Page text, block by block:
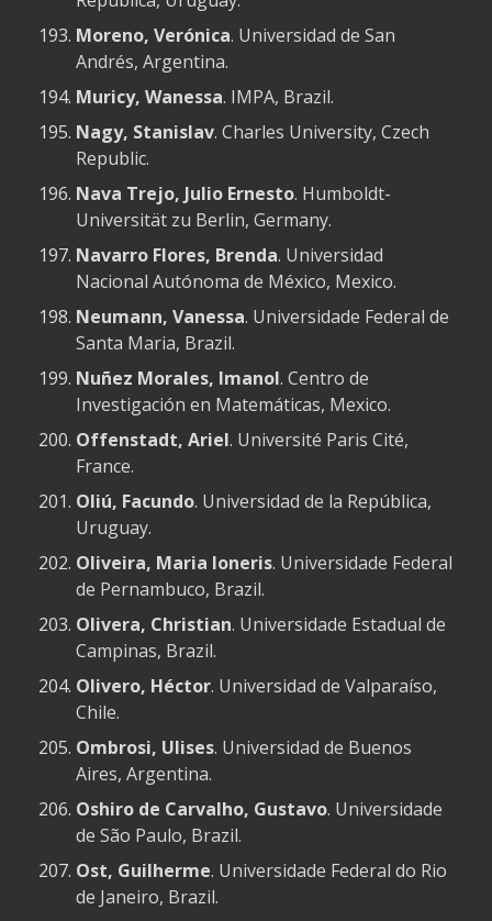
Moreno, Verónica. Universidad de San
Andrés, Argentina.
Muricy, Wanessa. IMPA, Brazil.
Nagy, Stanislav. Charles University, Czech
Republic.
Nava Trejo, Julio Ernesto. Humboldt-
Universität zu Berlin, Germany.
Navarro Flores, Brenda. Universidad
Nacional Autónoma de México, Mexico.
Neumann, Vanessa. Universidade Federal de
Santa Maria, Brazil.
Nuñez Morales, Imanol. Centro de
Investigación en Matemáticas, Mexico.
Offenstadt, Ariel. Université Paris Cité,
France.
Oliú, Facundo. Universidad de la República,
Uruguay.
Oliveira, Maria Ioneris. Universidade Federal
de Pernambuco, Brazil.
Olivera, Christian. Universidade Estadual de
Campinas, Brazil.
Olivero, Héctor. Universidad de Valparaíso,
Chile.
Ombrosi, Ulises. Universidad de Buenos
Aires, Argentina.
Oshiro de Carvalho, Gustavo. Universidade
de São Paulo, Brazil.
Ost, Guilherme. Universidade Federal do Rio
de Janeiro, Brazil.